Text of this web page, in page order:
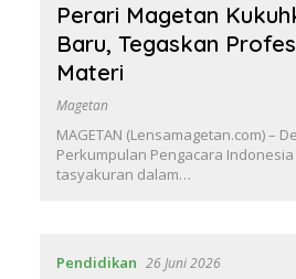
Perari Magetan
Baru, Tegaskan
Materi
Magetan
MAGETAN (Lensamagetan.com) –
Perkumpulan Pengacara
tasyakuran dalam…
Pendidikan 26 Juni 2026